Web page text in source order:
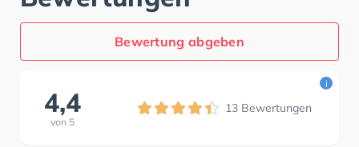
Bewertung abgeben
4,4
von 5
13 Bewertungen
i